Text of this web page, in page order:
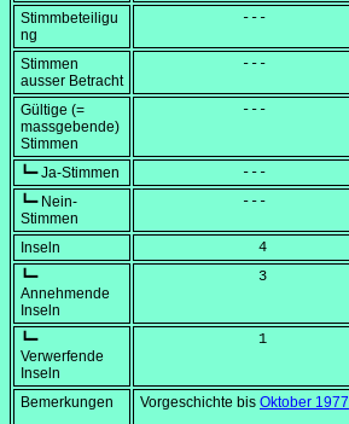
Stimmbeteiligu
ng
            ---
Stimmen
ausser Betracht
            ---
Gültige (=
massgebende)
Stimmen
            ---
┗━ Ja-Stimmen
            ---
┗━ Nein-
Stimmen
            ---
Inseln
              4
┗━
Annehmende
Inseln
              3
┗━
Verwerfende
Inseln
              1
Bemerkungen Vorgeschichte bis Oktober 1977